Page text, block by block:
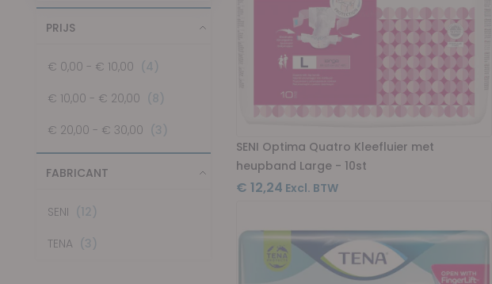
SENI Optima Quatro Kleefluier met
heupband Large - 10st
€ 12,24
PRIJS
€ 0,00 - € 10,00 4
items
€ 10,00 - € 20,00 8
items
€ 20,00 - € 30,00 3
items
FABRICANT
SENI 12
items
TENA 3
items